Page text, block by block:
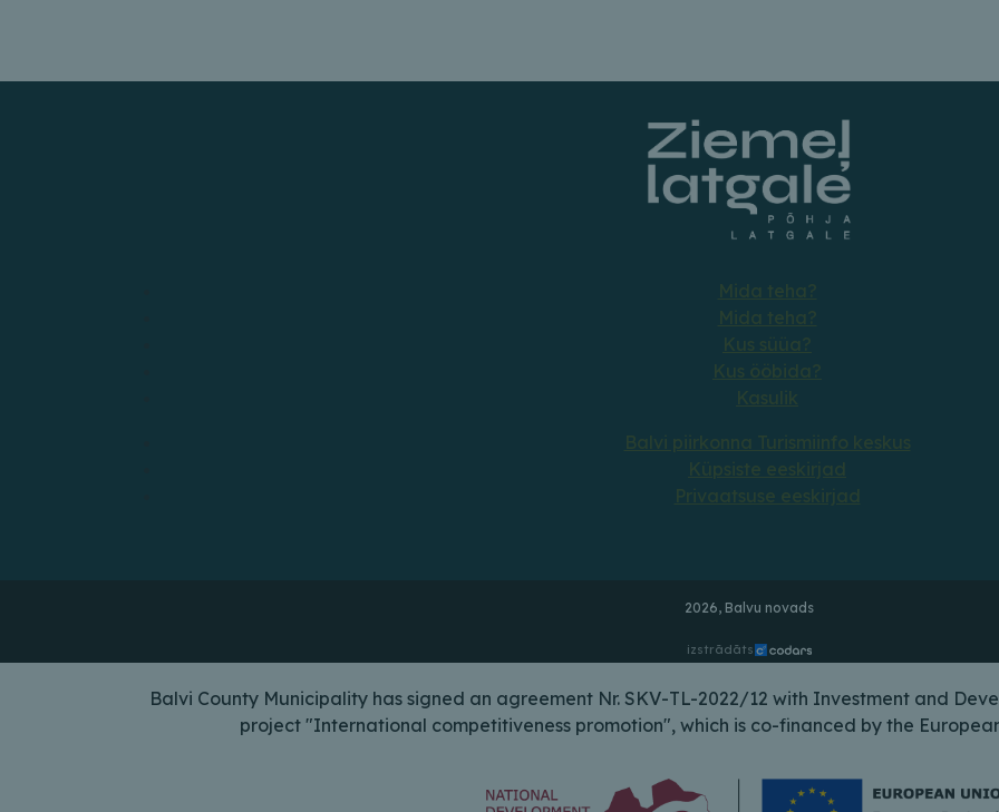
Mida teha?
Mida teha?
Kus ööbida?
Kasulik
Balvi piirkonna Turismiinfo keskus
Küpsiste eeskirjad
Privaatsuse eeskirjad
2026, Balvu novads
izstrādāts
Balvi County Municipality has signed an agreement Nr. SKV-TL-2022/12 with Investment and
project "International competitiveness promotion", which is co-financed by the